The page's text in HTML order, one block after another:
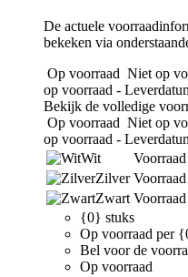
De actuele
bekeken via
Op voorraad Niet op
op voorraad -
Bekijk de volledige
Op voorraad Niet op
op voorraad -
Wit
Zilver
Zwart
{0} stuks
Op voorraad per
Bel voor de
Op voorraad